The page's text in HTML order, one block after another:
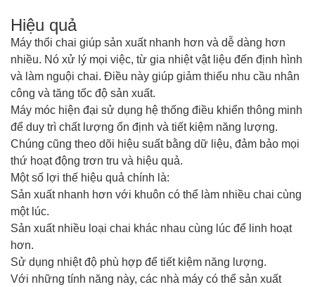
Hiệu quả
Máy thổi chai giúp sản xuất nhanh hơn và dễ dàng hơn
nhiều. Nó xử lý mọi việc, từ gia nhiệt vật liệu đến định hình
và làm nguội chai. Điều này giúp giảm thiểu nhu cầu nhân
công và tăng tốc độ sản xuất.
Máy móc hiện đại sử dụng hệ thống điều khiển thông minh
để duy trì chất lượng ổn định và tiết kiệm năng lượng.
Chúng cũng theo dõi hiệu suất bằng dữ liệu, đảm bảo mọi
thứ hoạt động trơn tru và hiệu quả.
Một số lợi thế hiệu quả chính là:
Sản xuất nhanh hơn với khuôn có thể làm nhiều chai cùng
một lúc.
Sản xuất nhiều loại chai khác nhau cùng lúc để linh hoạt
hơn.
Sử dụng nhiệt độ phù hợp để tiết kiệm năng lượng.
Với những tính năng này, các nhà máy có thể sản xuất